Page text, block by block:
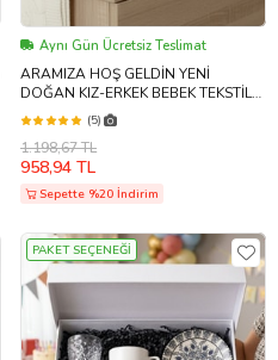
Aynı Gün Ücretsiz Teslimat
ARAMIZA HOŞ GELDİN YENİ
DOĞAN KIZ-ERKEK BEBEK TEKSTİL
HEDİYE KUTUSU -AYICIK VE
YILDIZLAR KİŞİYE ÖZEL İSİMLİ KAPI
DUVAR SÜSÜ-AYICIKLI MUM SETİ
(Krem - Yeşil)
(5)
1.198,67 TL
958,94 TL
Sepette %20 İndirim
PAKET SEÇENEĞİ